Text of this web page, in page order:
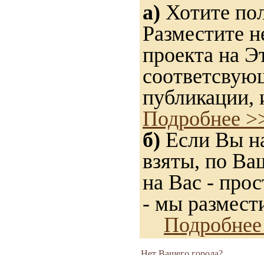
а) Хотите
Разместите
проекта на
публикации,
Подробнее
б) Если Вы
взяты, по
на Вас -
- мы